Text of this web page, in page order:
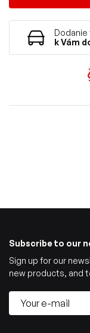
Dodanie
k Vám
Subscribe to our
Sign up for our
new products, and